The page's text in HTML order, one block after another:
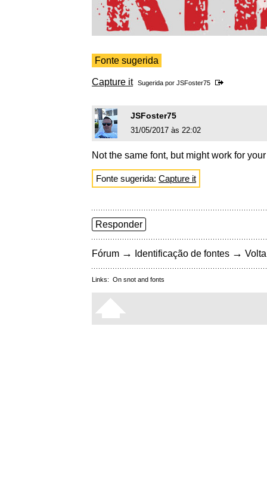
Fonte sugerida
Capture it Sugerida por JSFoster75
JSFoster75
31/05/2017 às 22:02
Not the same font, but might work for
Fonte sugerida: Capture it
Responder
Fórum → Identificação de fontes →
Links: On snot and fonts